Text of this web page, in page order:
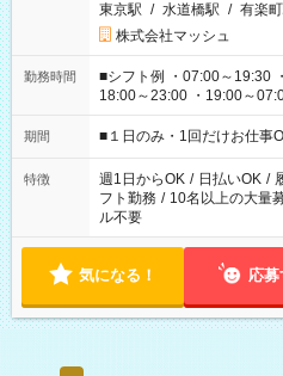
東京駅 / 水道橋駅 / 有楽
株式会社マッシュ
勤務時間
■シフト例 ・07:00～19:30
18:00～23:00 ・19:00～
etc ★最短で3時間で5,120円のお仕事から 15時間で2万円近く稼
げるお仕事も！ ご希望のお時間に合わせてご紹介！ ※シフトは
ください！
期間 ■１日のみ・1回だけお仕事
特徴 週1日からOK / 日払いOK /
フト勤務 / 10名以上の大量
ル不要
気になる！ 応募